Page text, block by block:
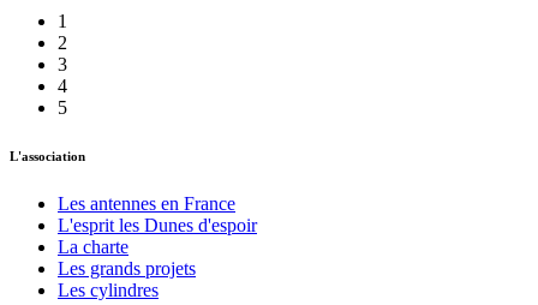
1
2
3
4
5
L'association
Les antennes en France
L'esprit les Dunes d'espoir
La charte
Les grands projets
Les cylindres